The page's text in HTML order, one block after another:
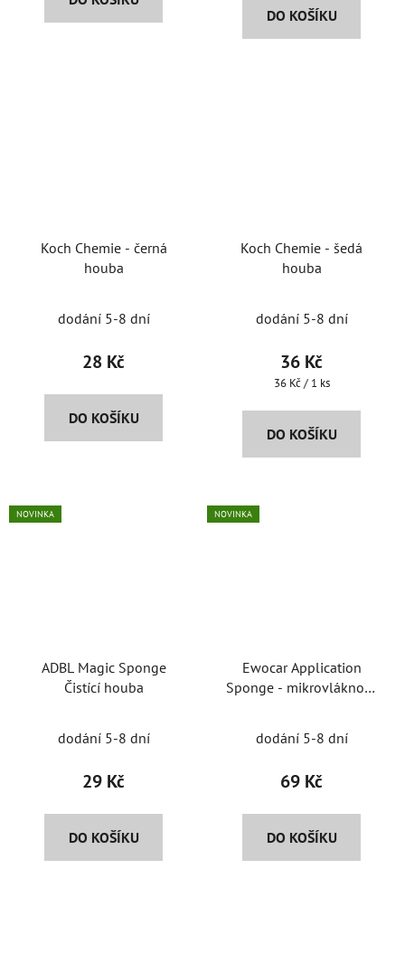
DO KOŠÍKU
Koch Chemie - černá
houba
dodání 5-8 dní
28 Kč
DO KOŠÍKU
Koch Chemie - šedá
houba
dodání 5-8 dní
36 Kč
Měrná
36 Kč / 1 ks
DO KOŠÍKU
NOVINKA
ADBL Magic Sponge
Čistící houba
dodání 5-8 dní
29 Kč
DO KOŠÍKU
NOVINKA
Ewocar Application
Sponge - mikrovláknový
dodání 5-8 dní
69 Kč
DO KOŠÍKU